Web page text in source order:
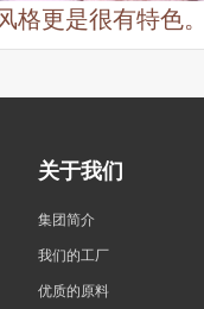
格更是很有特色
关于我们
集团简介
我们的工厂
优质的原料